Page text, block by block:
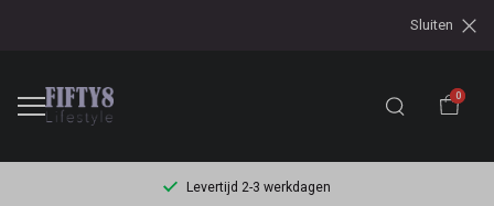
Sluiten
0
Levertijd 2-3 werkdagen